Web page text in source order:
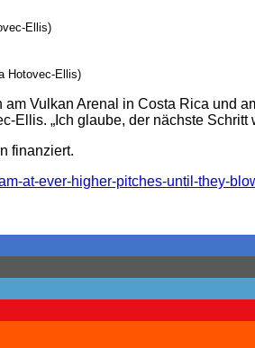
Ellis)
Hotovec-Ellis)
Vulkan Arenal in Costa Rica und
„Ich glaube, der nächste
finanziert.
at-ever-higher-pitches-until-they-